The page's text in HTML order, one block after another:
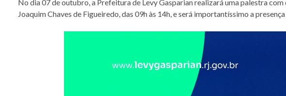
No dia 07 de outubro, a Prefeitura de Levy Gasparian realizará uma palestra
Joaquim Chaves de Figueiredo, das 09h às 14h, e será importantíssimo a